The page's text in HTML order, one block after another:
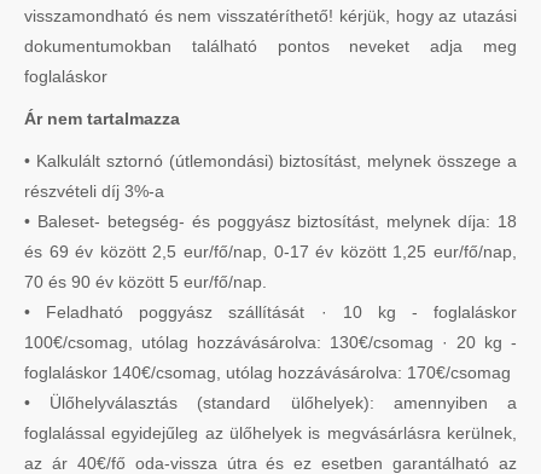
visszamondható és nem visszatéríthető! kérjük, hogy az utazási
dokumentumokban található pontos neveket adja meg
foglaláskor
Ár nem tartalmazza
• Kalkulált sztornó (útlemondási) biztosítást, melynek összege a
részvételi díj 3%-a
• Baleset- betegség- és poggyász biztosítást, melynek díja: 18
és 69 év között 2,5 eur/fő/nap, 0-17 év között 1,25 eur/fő/nap,
70 és 90 év között 5 eur/fő/nap.
• Feladható poggyász szállítását · 10 kg - foglaláskor
100€/csomag, utólag hozzávásárolva: 130€/csomag · 20 kg -
foglaláskor 140€/csomag, utólag hozzávásárolva: 170€/csomag
• Ülőhelyválasztás (standard ülőhelyek): amennyiben a
foglalással egyidejűleg az ülőhelyek is megvásárlásra kerülnek,
az ár 40€/fő oda-vissza útra és ez esetben garantálható az